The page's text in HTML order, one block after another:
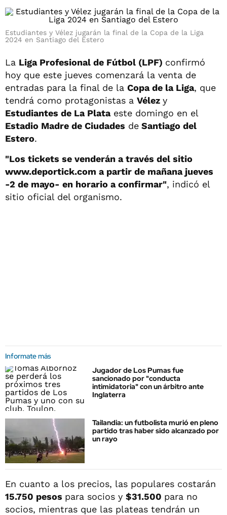
Estudiantes y Vélez jugarán la final de la Copa de la Liga
2024 en Santiago del Estero
La Liga Profesional de Fútbol (LPF) confirmó
hoy que este jueves comenzará la venta de
entradas para la final de la Copa de la Liga, que
tendrá como protagonistas a Vélez y
Estudiantes de La Plataeste domingo en el
Estadio Madre de Ciudades de Santiago del
Estero.
"Los tickets se venderán a través del sitio
www.deportick.com a partir de mañana jueves
-2 de mayo- en horario a confirmar", indicó el
sitio oficial del organismo.
Informate más
Jugador de Los Pumas fue
sancionado por "conducta
intimidatoria" con un árbitro ante
Inglaterra
Tailandia: un futbolista murió en pleno
partido tras haber sido alcanzado por
un rayo
En cuanto a los precios, las populares costarán
15.750 pesos para socios y $31.500 para no
socios, mientras que las plateas tendrán un